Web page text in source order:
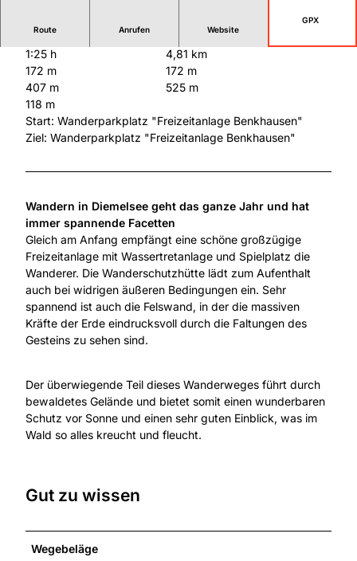
Route Anrufen Website
GPX
1:25 h
4,81 km
172 m
172 m
407 m
525 m
118 m
Start: Wanderparkplatz "Freizeitanlage Benkhausen"
Ziel: Wanderparkplatz "Freizeitanlage Benkhausen"
Wandern in Diemelsee geht das ganze Jahr und hat
immer spannende Facetten
Gleich am Anfang empfängt eine schöne großzügige
Freizeitanlage mit Wassertretanlage und Spielplatz die
Wanderer. Die Wanderschutzhütte lädt zum Aufenthalt
auch bei widrigen äußeren Bedingungen ein. Sehr
spannend ist auch die Felswand, in der die massiven
Kräfte der Erde eindrucksvoll durch die Faltungen des
Gesteins zu sehen sind.
Der überwiegende Teil dieses Wanderweges führt durch
bewaldetes Gelände und bietet somit einen wunderbaren
Schutz vor Sonne und einen sehr guten Einblick, was im
Wald so alles kreucht und fleucht.
Gut zu wissen
Wegebeläge